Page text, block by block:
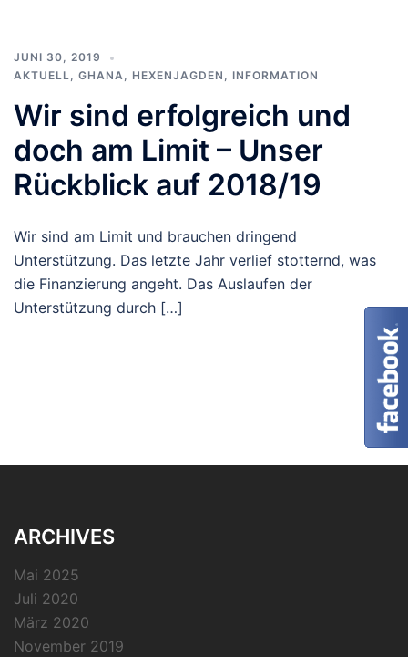
JUNI 30, 2019
AKTUELL, GHANA, HEXENJAGDEN , INFORMATION
Wir sind erfolgreich und
doch am Limit – Unser
Rückblick auf 2018/19
Wir sind am Limit und brauchen dringend
Unterstützung. Das letzte Jahr verlief stotternd, was
die Finanzierung angeht. Das Auslaufen der
Unterstützung durch […]
ARCHIVES
Mai 2025
Juli 2020
März 2020
November 2019